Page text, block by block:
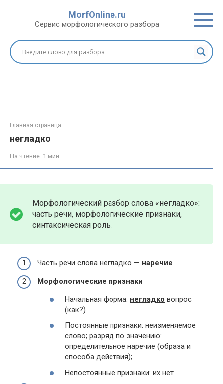
MorfOnline.ru
Сервис морфологического разбора
Главная страница
негладко
На чтение: 1 мин
Морфологический разбор слова «негладко»:
часть речи, морфологические признаки,
синтаксическая роль.
Часть речи слова негладко — наречие
Морфологические признаки
Начальная форма: негладко вопрос
(как?)
Постоянные признаки: неизменяемое
слово; разряд по значению:
определительное наречие (образа и
способа действия);
Непостоянные признаки: их нет